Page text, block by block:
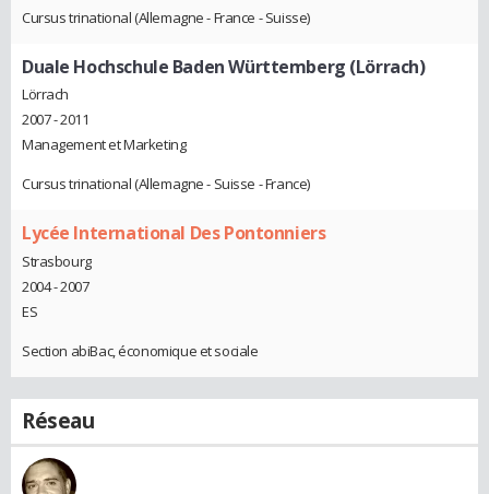
Cursus trinational (Allemagne - France - Suisse)
Duale Hochschule Baden Württemberg (Lörrach)
Lörrach
2007 - 2011
Management et Marketing
Cursus trinational (Allemagne - Suisse - France)
Lycée International Des Pontonniers
Strasbourg
2004 - 2007
ES
Section abiBac, économique et sociale
Réseau